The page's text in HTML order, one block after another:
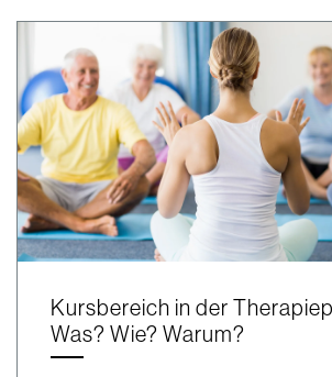
Kursbereich in der
Was? Wie? Warum?